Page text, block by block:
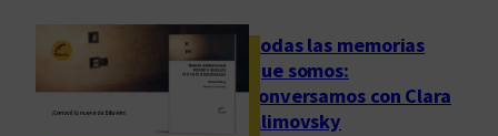
Todas las memorias
que somos:
conversamos con Clara
Klimovsky